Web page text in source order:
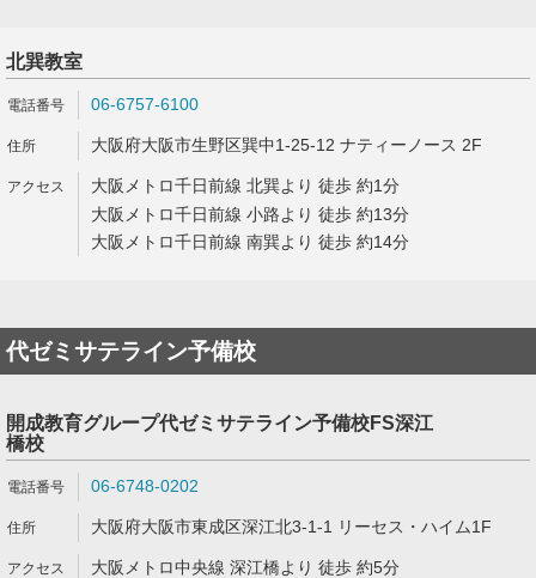
北巽教室
06-6757-6100
大阪府大阪市生野区巽中1-25-12 ナティーノース 2F
大阪メトロ千日前線 北巽より 徒歩 約1分
大阪メトロ千日前線 小路より 徒歩 約13分
大阪メトロ千日前線 南巽より 徒歩 約14分
代ゼミサテライン予備校
開成教育グループ代ゼミサテライン予備校FS深江
橋校
06-6748-0202
大阪府大阪市東成区深江北3-1-1 リーセス・ハイム1F
大阪メトロ中央線 深江橋より 徒歩 約5分